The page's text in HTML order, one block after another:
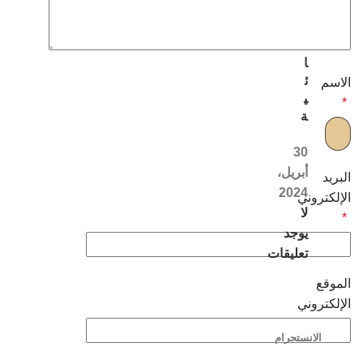
الاسم
*
البريد
الإلكتروني
*
الموقع
الإلكتروني
ا
ئ
ي
ة
30
أبريل،
2024
لا
يوجد
تعليقات
الانستجرام